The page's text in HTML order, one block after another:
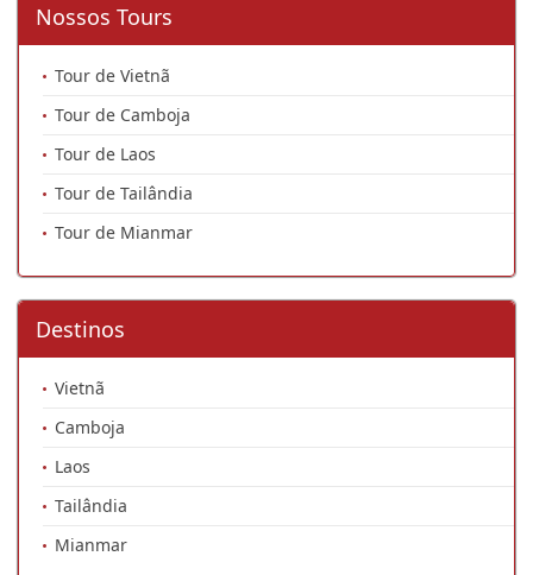
Nossos Tours
Tour de Vietnã
Tour de Camboja
Tour de Laos
Tour de Tailândia
Tour de Mianmar
Destinos
Vietnã
Camboja
Laos
Tailândia
Mianmar